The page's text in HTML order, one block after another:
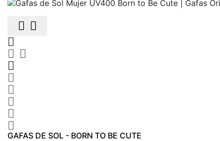
 

 






GAFAS DE SOL - BORN TO BE CUTE